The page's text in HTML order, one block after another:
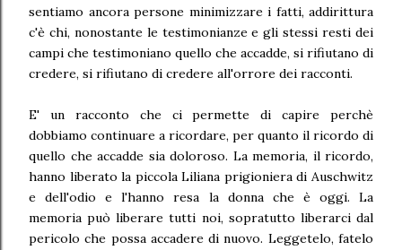
sentiamo ancora persone minimizzare i fatti, addirittura
c'è chi, nonostante le testimonianze e gli stessi resti dei
campi che testimoniano quello che accadde, si rifiutano di
credere, si rifiutano di credere all'orrore dei racconti.
E' un racconto che ci permette di capire perchè
dobbiamo continuare a ricordare, per quanto il ricordo di
quello che accadde sia doloroso. La memoria, il ricordo,
hanno liberato la piccola Liliana prigioniera di Auschwitz
e dell'odio e l'hanno resa la donna che è oggi. La
memoria può liberare tutti noi, sopratutto liberarci dal
pericolo che possa accadere di nuovo. Leggetelo, fatelo